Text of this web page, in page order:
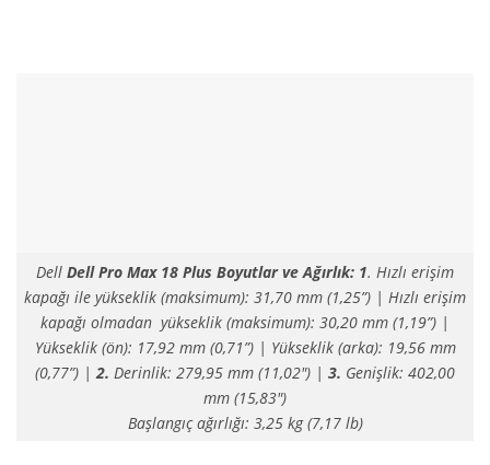
Dell Dell Pro Max 18 Plus Boyutlar ve Ağırlık: 1. Hızlı erişim
kapağı ile yükseklik (maksimum): 31,70 mm (1,25”) | Hızlı erişim
kapağı olmadan yükseklik (maksimum): 30,20 mm (1,19”) |
Yükseklik (ön): 17,92 mm (0,71”) | Yükseklik (arka): 19,56 mm
(0,77”) | 2. Derinlik: 279,95 mm (11,02″) | 3. Genişlik: 402,00
mm (15,83″)
Başlangıç ağırlığı: 3,25 kg (7,17 lb)